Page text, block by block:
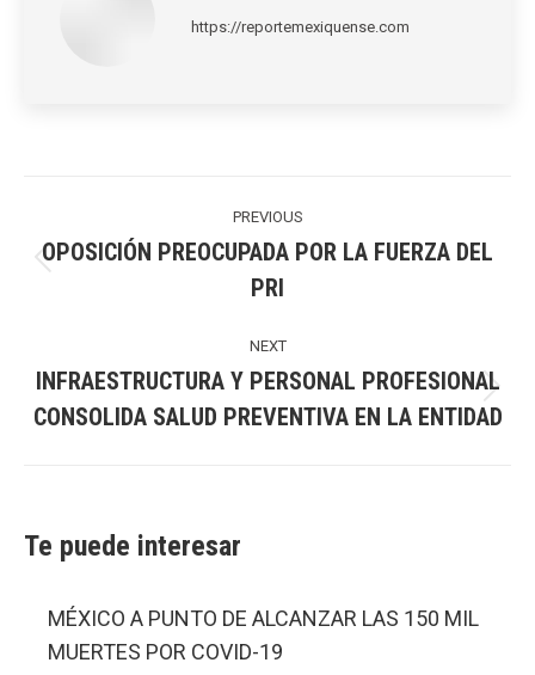
https://reportemexiquense.com
PREVIOUS
post:
OPOSICIÓN PREOCUPADA POR LA FUERZA DEL
PRI
NEXT
post:
INFRAESTRUCTURA Y PERSONAL PROFESIONAL
CONSOLIDA SALUD PREVENTIVA EN LA ENTIDAD
Te puede interesar
MÉXICO A PUNTO DE ALCANZAR LAS 150 MIL
MUERTES POR COVID-19